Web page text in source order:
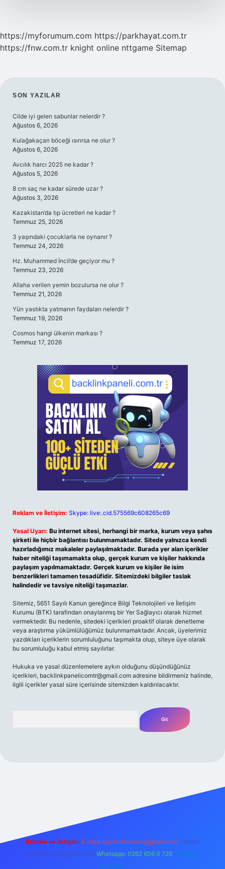
https://myforumum.com https://parkhayat.com.tr
https://fnw.com.tr knight online nttgame Sitemap
SIDEBAR
SON YAZILAR
Cilde iyi gelen sabunlar nelerdir ?
Ağustos 6, 2026
Kulağakaçan böceği ısırırsa ne olur ?
Ağustos 6, 2026
Avcılık harcı 2025 ne kadar ?
Ağustos 5, 2026
8 cm saç ne kadar sürede uzar ?
Ağustos 3, 2026
Kazakistan’da tıp ücretleri ne kadar ?
Temmuz 25, 2026
3 yaşındaki çocuklarla ne oynanır ?
Temmuz 24, 2026
Hz. Muhammed İncil’de geçiyor mu ?
Temmuz 23, 2026
Allaha verilen yemin bozulursa ne olur ?
Temmuz 21, 2026
Yün yastıkta yatmanın faydaları nelerdir ?
Temmuz 19, 2026
Cosmos hangi ülkenin markası ?
Temmuz 17, 2026
Reklam ve İletişim: Skype: live:.cid.575569c608265c69
Yasal Uyarı: Bu internet sitesi, herhangi bir marka, kurum veya şahıs
şirketi ile hiçbir bağlantısı bulunmamaktadır. Sitede yalnızca kendi
hazırladığımız makaleler paylaşılmaktadır. Burada yer alan içerikler
haber niteliği taşımamakta olup, gerçek kurum ve kişiler hakkında
paylaşım yapılmamaktadır. Gerçek kurum ve kişiler ile isim
benzerlikleri tamamen tesadüfidir. Sitemizdeki bilgiler taslak
halindedir ve tavsiye niteliği taşımazlar.
Sitemiz, 5651 Sayılı Kanun gereğince Bilgi Teknolojileri ve İletişim
Kurumu (BTK) tarafından onaylanmış bir Yer Sağlayıcı olarak hizmet
vermektedir. Bu nedenle, sitedeki içerikleri proaktif olarak denetleme
veya araştırma yükümlülüğümüz bulunmamaktadır. Ancak, üyelerimiz
yazdıkları içeriklerin sorumluluğunu taşımakta olup, siteye üye olarak
bu sorumluluğu kabul etmiş sayılırlar.
Hukuka ve yasal düzenlemelere aykırı olduğunu düşündüğünüz
içerikleri, backlinkpanelicomtr@gmail.com adresine bildirmeniz halinde,
ilgili içerikler yasal süre içerisinde sitemizden kaldırılacaktır.
Reklam ve İletişim: E-mail: backlinkpaneli@gmail.com Teams:
forumhizmeti@gmail.com Whatsapp: 0262 606 0 726 Telegram:
@karabul